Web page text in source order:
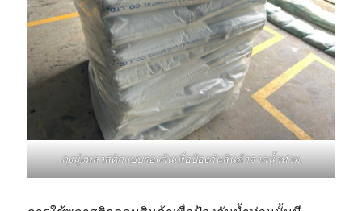
ถุงมุ้งพลาสติกแบบรองก้นเพื่อป้องกันสินค้าจากน้ำท่วม